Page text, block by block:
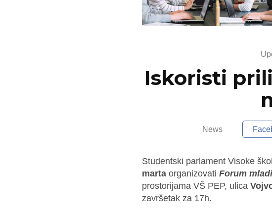
Iskoristi
News
Studentski parlament Visoke
marta organizovati Forum
prostorijama VŠ PEP, ulica
završetak za 17h.